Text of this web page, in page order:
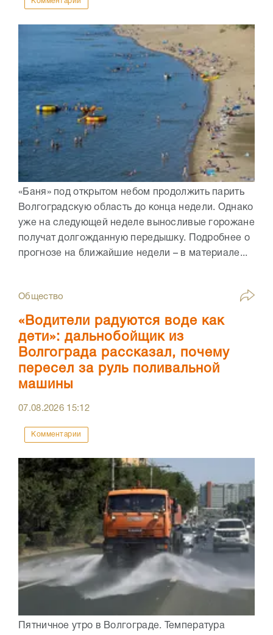
«Баня» под открытом небом продолжить парить
Волгоградскую область до конца недели. Однако
уже на следующей неделе выносливые горожане
получат долгожданную передышку. Подробнее о
прогнозе на ближайшие недели – в материале...
Общество
«Водители радуются воде как
дети»: дальнобойщик из
Волгограда рассказал, почему
пересел за руль поливальной
машины
07.08.2026 15:12
Комментарии
Пятничное утро в Волгограде. Температура